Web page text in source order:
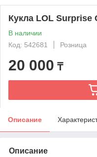
Кукла LOL Surprise
В наличии
Код: 542681
Розница
20 000 ₸
Описание
Описание